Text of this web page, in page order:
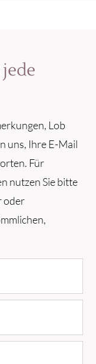
Lob
uns, Ihre E-Mail
Für
nutzen Sie bitte
oder